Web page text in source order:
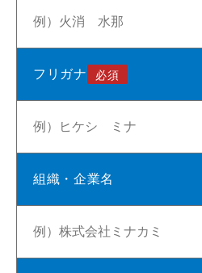
フリガナ
組織・企業名